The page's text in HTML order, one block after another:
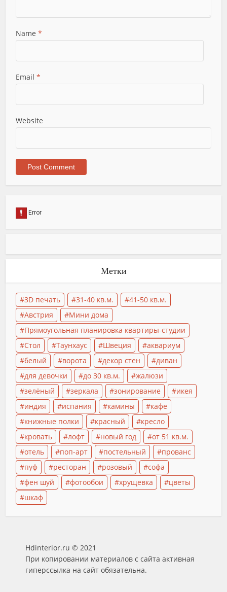
Name *
Email *
Website
Метки
3D печать 31-40 кв.м.
41-50 кв.м.
Австрия
Мини дома
Прямоугольная планировка квартиры-студии
Стол
Таунхаус Швеция
аквариум
белый
ворота декор стен
диван
для девочки
до 30 кв.м.
жалюзи
зелёный
зеркала зонирование
икея
индия
испания камины
кафе
книжные полки
красный
кресло
кровать
лофт новый год
от 51 кв.м.
отель
поп-арт постельный
прованс
пуф
ресторан розовый
софа
фен шуй
фотообои хрущевка
цветы
шкаф
Hdinterior.ru © 2021
При копировании материалов с сайта активная
гиперссылка на сайт обязательна.